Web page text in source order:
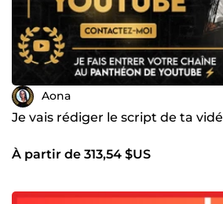
Aona
Je vais rédiger le script de ta
À partir de 313,54 $US